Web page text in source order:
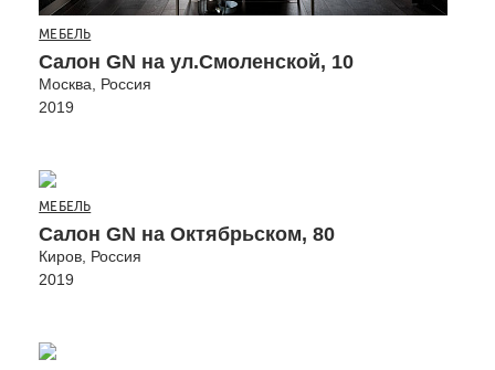
МЕБЕЛЬ
Салон GN на ул.Смоленской, 10
Москва, Россия
2019
МЕБЕЛЬ
Салон GN на Октябрьском, 80
Киров, Россия
2019